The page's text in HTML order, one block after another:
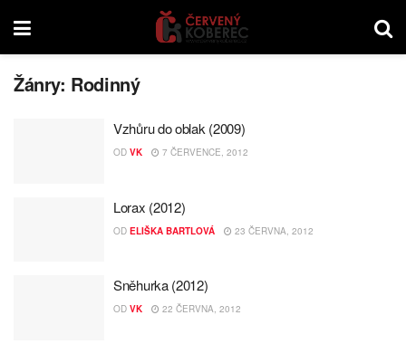
Žánry: Rodinný
Vzhůru do oblak (2009)
OD VK 7 ČERVENCE, 2012
Lorax (2012)
OD ELIŠKA BARTLOVÁ 23 ČERVNA, 2012
Sněhurka (2012)
OD VK 22 ČERVNA, 2012